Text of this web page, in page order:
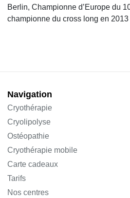
Berlin, Championne d’Europe du
championne du cross long en
Navigation
Cryothérapie
Cryolipolyse
Ostéopathie
Cryothérapie mobile
Carte cadeaux
Tarifs
Nos centres